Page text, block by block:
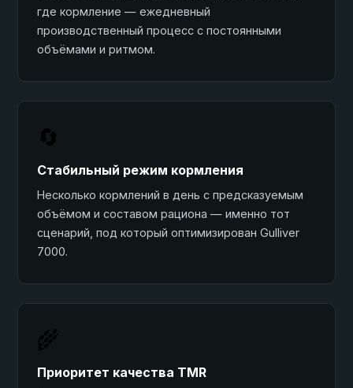
где кормление — ежедневный
производственный процесс с постоянными
объёмами и ритмом.
🔄
Стабильный режим кормления
Несколько кормлений в день с предсказуемым
объёмом и составом рациона — именно тот
сценарий, под который оптимизирован Gulliver
7000.
🌾
Приоритет качества TMR